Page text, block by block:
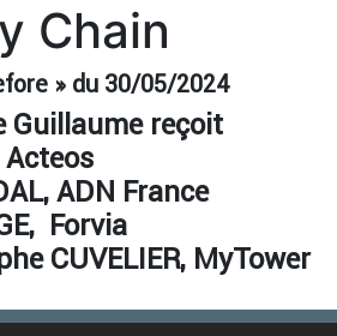
Chain
» du 30/05/2024
Guillaume reçoit
Acteos
ADN France
Forvia
CUVELIER, MyTower